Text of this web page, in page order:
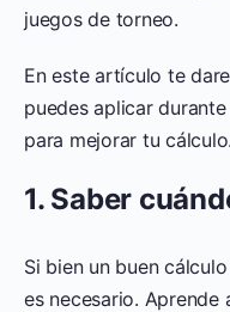
juegos de torneo.
En este artículo te
puedes aplicar
para mejorar tu cálculo.
1. Saber
Si bien un buen
es necesario. Aprende